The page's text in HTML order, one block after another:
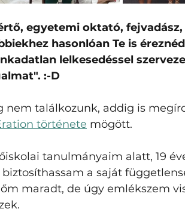
egyetemi oktató,
hasonlóan Te is
lelkesedéssel
:-D
nem találkozunk, addig is
története mögött.
tanulmányaim alatt, 19
a saját
maradt, de úgy emlékszem